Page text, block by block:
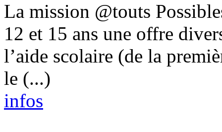
La mission @touts
12 et 15 ans une offre
l’aide scolaire (de la
le (...)
infos